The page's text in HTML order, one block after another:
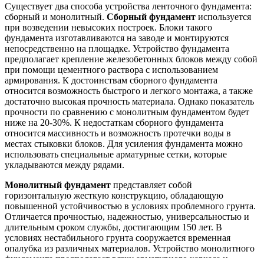
Существует два способа устройства ленточного фундамента:
сборный и монолитный. Сборный фундамент используется
при возведении невысоких построек. Блоки такого
фундамента изготавливаются на заводе и монтируются
непосредственно на площадке. Устройство фундамента
предполагает крепление железобетонных блоков между собой
при помощи цементного раствора с использованием
армирования. К достоинствам сборного фундамента
относится возможность быстрого и легкого монтажа, а также
достаточно высокая прочность материала. Однако показатель
прочности по сравнению с монолитным фундаментом будет
ниже на 20-30%. К недостаткам сборного фундамента
относится массивность и возможность протечки воды в
местах стыковки блоков. Для усиления фундамента можно
использовать специальные арматурные сетки, которые
укладываются между рядами.
Монолитный фундамент представляет собой
горизонтальную жесткую конструкцию, обладающую
повышенной устойчивостью в условиях проблемного грунта.
Отличается прочностью, надежностью, универсальностью и
длительным сроком службы, достигающим 150 лет. В
условиях нестабильного грунта сооружается временная
опалубка из различных материалов. Устройство монолитного